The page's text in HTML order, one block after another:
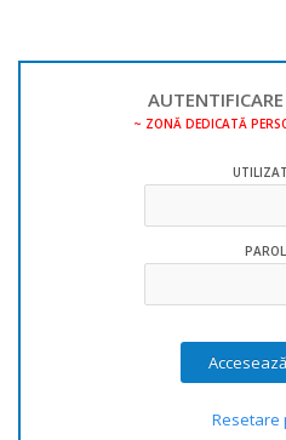
~ ZONĂ DEDICATĂ
Resetare